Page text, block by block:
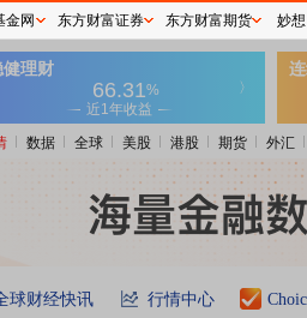
数据 全球 美股 港股 期货 外汇
球财经快讯 行情中心
金网 东方财富证券 东方财富期货 妙想